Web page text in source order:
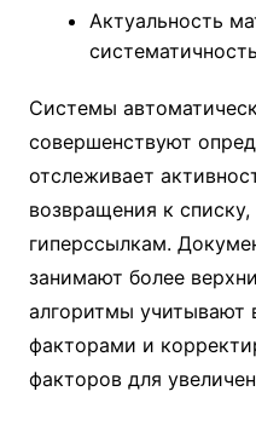
Актуальность
Системы
совершенствуют
отслеживает
возвращения к
гиперссылкам.
занимают более
алгоритмы учитывают
факторами и
факторов для